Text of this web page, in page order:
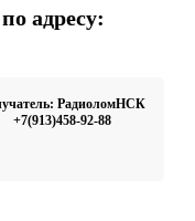
адресу:
РадиоломНСК
+7(913)458-92-88